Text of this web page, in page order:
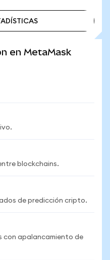
en MetaMask
blockchains.
de predicción cripto.
con apalancamiento de